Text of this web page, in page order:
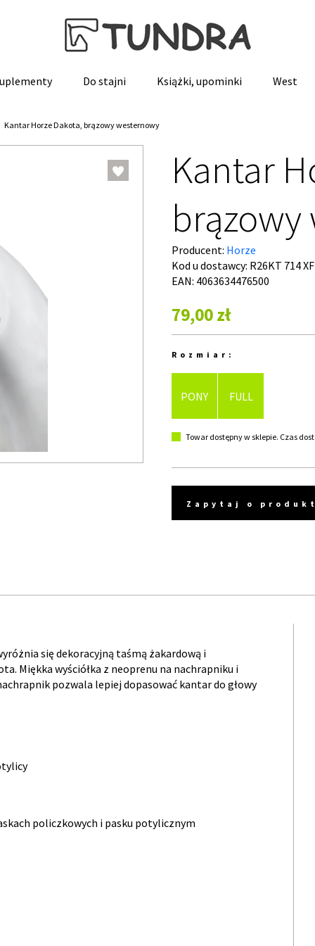
Do stajni Książki, upominki West
Kantar Horze Dakota, brązowy westernowy
Kantar
Producent: Horze
Kod u dostawcy: R26KT 714
EAN: 4063634476500
79,00 zł
Rozmiar:
PONY FULL
Towar dostępny w sklepie. Czas
Zapytaj o
się dekoracyjną taśmą żakardową i
Miękka wyściółka z neoprenu na nachrapniku i
pozwala lepiej dopasować kantar do głowy
policzkowych i pasku potylicznym